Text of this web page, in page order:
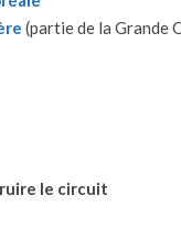
(partie de la Grande
le circuit